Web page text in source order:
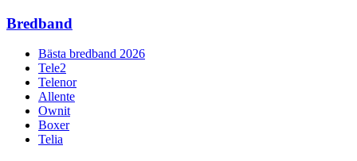
Bredband
Bästa bredband 2026
Tele2
Telenor
Allente
Ownit
Boxer
Telia